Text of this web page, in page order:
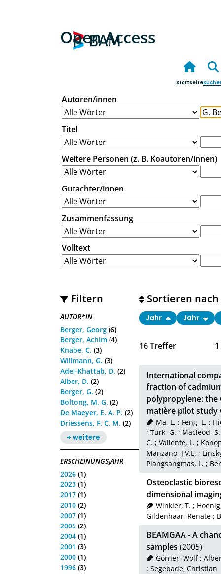
Open Access
Startseite
Autoren/innen
Titel
Weitere Personen (z. B. Koautoren/innen)
Gutachter/innen
Zusammenfassung
Volltext
Filtern
AUTOR*IN
Berger, Georg (6)
Berger, Achim (4)
Knabe, C. (3)
Willmann, G. (3)
Adel-Khattab, D. (2)
Alber, D. (2)
Berger, G. (2)
Boltong, M. G. (2)
De Maeyer, E. A. P. (2)
Driessens, F. C. M. (2)
+ weitere
ERSCHEINUNGSJAHR
2026 (1)
2023 (1)
2017 (1)
2010 (2)
2007 (1)
2005 (2)
2004 (1)
2001 (3)
2000 (1)
1996 (3)
16Treffer 1
Sortieren nach
Jahr Jahr
International
fraction of
polypropylene: the
matière pilot study
Ma, L. ; Feng, L. ;
; Turk, G. ; Macleod, S.
C. ; Valiente, L. ;
Manzano, J.V.L. ;
Plangsangmas, L. ;
Osteoclastic
dimensional
Winkler, T. ;
Gildenhaar, Renate ;
BEAMGAA - A
samples (2005)
Görner, Wolf;
; Segebade, Christian